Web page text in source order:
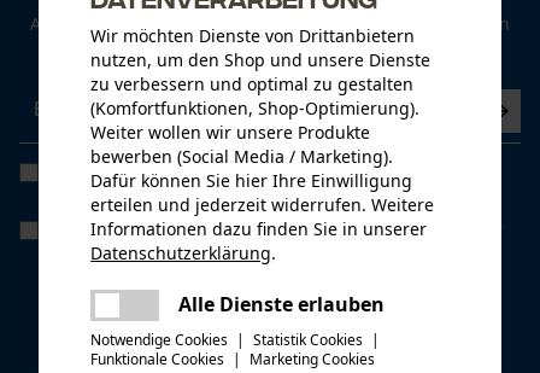
Nachnahme
Kreditkarte
Abonnieren Sie den kostenlosen Newsletter und verpassen
Sie keine Neuigkeiten mehr.
Ich habe die Datenschutzbestimmungengelesen und bin
einverstanden. *
Wenn Sie dem personenbezogenen Tracking einwilligen, können wir
Ihnen individuelle Angebote in unserem Newsletter bieten. Ihre
Daten werden nicht an Dritte weitergegeben. Sie können die
Einwilligung jederzeit mit einem Klick widerrufen, in jedem
Newsletter befindet sich hierzu ganz unten ein Link.
* Pflichtfeld
Wir möchten Dienste von Drittanbietern
nutzen, um den Shop und unsere Dienste
zu verbessern und optimal zu gestalten
(Komfortfunktionen, Shop-Optimierung).
Weiter wollen wir unsere Produkte
bewerben (Social Media / Marketing).
Dafür können Sie hier Ihre Einwilligung
erteilen und jederzeit widerrufen. Weitere
Informationen dazu finden Sie in unserer
Datenschutzerklärung.
Alle Dienste erlauben
Notwendige Cookies | Statistik Cookies |
Funktionale Cookies | Marketing Cookies
Es ist ein Fehler aufgetreten. Bitte
versuchen Sie es erneut.
mail